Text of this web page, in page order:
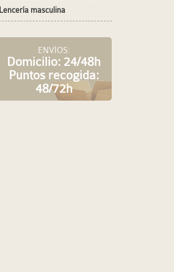
Lencería masculina
ENVÍOS:
Domicilio: 24/48h
Puntos recogida:
48/72h